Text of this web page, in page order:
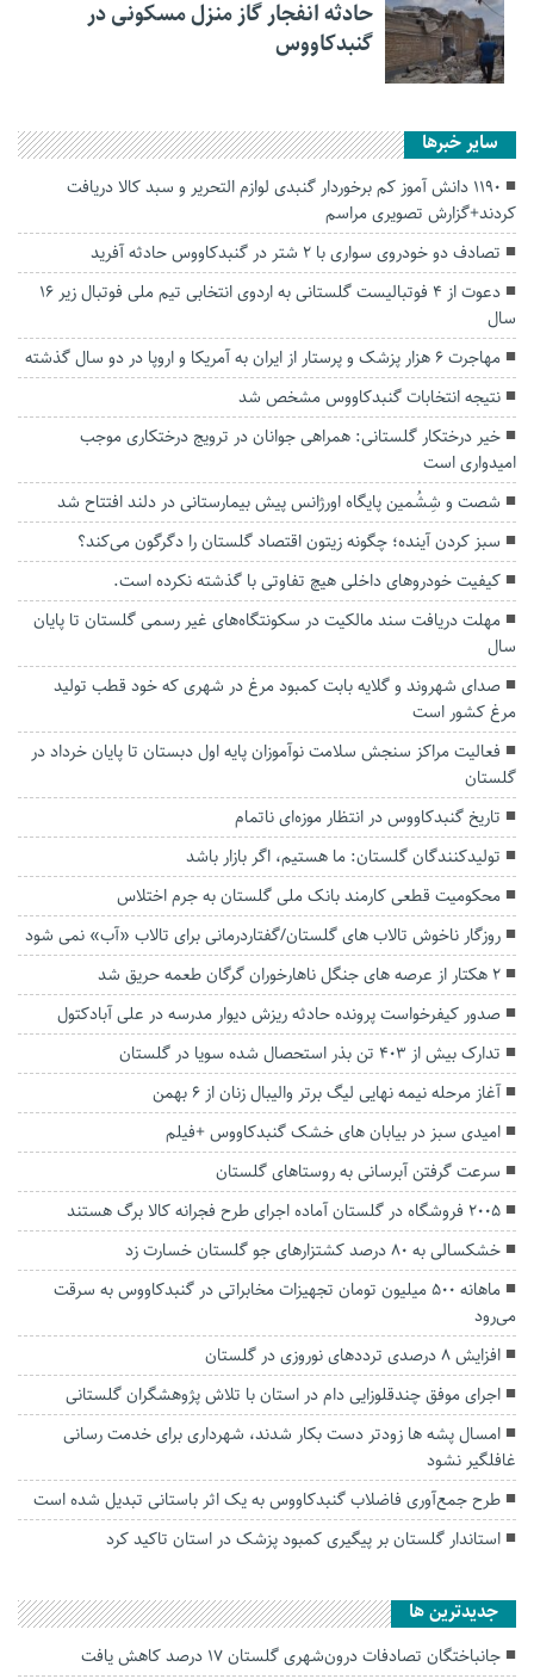
حادثه انفجار گاز منزل مسکونی در
گنبدکاووس
سایر خبرها
1190 دانش آموز کم برخوردار گنبدی لوازم التحریر و سبد کالا دریافت
کردند+گزارش تصویری مراسم
تصادف دو خودروی سواری با ۲ شتر در گنبدکاووس حادثه آفرید
دعوت از ۴ فوتبالیست گلستانی به اردوی انتخابی تیم ملی فوتبال زیر ١۶
سال
مهاجرت ۶ هزار پزشک و پرستار از ایران به آمریکا و اروپا در دو سال گذشته
نتیجه انتخابات گنبدکاووس مشخص شد
خیر درختکار گلستانی: همراهی جوانان در ترویج درختکاری موجب
امیدواری است
شصت و شِشُمین پایگاه اورژانس پیش بیمارستانی در دلند افتتاح شد
سبز کردن آینده؛ چگونه زیتون اقتصاد گلستان را دگرگون می‌کند؟
کیفیت خودروهای داخلی هیچ تفاوتی با گذشته نکرده است.
مهلت دریافت سند مالکیت در سکونتگاه‌های غیر رسمی گلستان تا پایان
سال
صدای شهروند و گلایه بابت کمبود مرغ در شهری که خود قطب تولید
مرغ کشور است
فعالیت مراکز سنجش سلامت نوآموزان پایه اول دبستان تا پایان خرداد در
گلستان
تاریخ گنبدکاووس در انتظار موزه‌ای ناتمام
تولیدکنندگان گلستان: ما هستیم، اگر بازار باشد
محکومیت قطعی کارمند بانک ملی گلستان به جرم اختلاس
روزگار ناخوش تالاب های گلستان/گفتاردرمانی برای تالاب «آب» نمی شود
۲ هکتار از عرصه های جنگل ناهارخوران گرگان طعمه حریق شد
صدور کیفرخواست پرونده حادثه ریزش دیوار مدرسه در علی آبادکتول
تدارک بیش از ۴۰۳ تن بذر استحصال شده سویا در گلستان
آغاز مرحله نیمه نهایی لیگ برتر والیبال زنان از ۶ بهمن
امیدی سبز در بیابان های خشک گنبدکاووس +فیلم
سرعت گرفتن آبرسانی به روستا‌های گلستان
۲۰۰۵ فروشگاه در گلستان آماده اجرای طرح فجرانه کالا برگ هستند
خشکسالی به ۸۰ درصد کشتزارهای جو گلستان خسارت زد
ماهانه ۵۰۰ میلیون تومان تجهیزات مخابراتی در گنبدکاووس به سرقت
می‌رود
افزایش ۸ درصدی ترددهای نوروزی در گلستان
اجرای موفق چندقلوزایی دام در استان با تلاش پژوهشگران گلستانی
امسال پشه ها زودتر دست بکار شدند، شهرداری برای خدمت رسانی
غافلگیر نشود
طرح جمع‌آوری فاضلاب گنبدکاووس به یک اثر باستانی تبدیل شده است
استاندار گلستان بر پیگیری کمبود پزشک در استان تاکید کرد
جديدترين ها
جانباختگان تصادفات درون‌شهری گلستان ۱۷ درصد کاهش یافت